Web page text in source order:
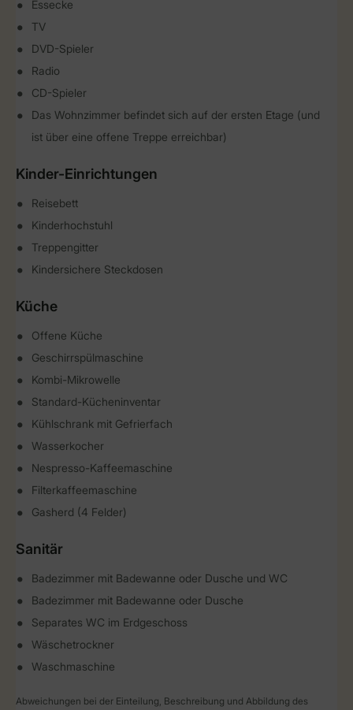
Essecke
TV
DVD-Spieler
Radio
CD-Spieler
Das Wohnzimmer befindet sich auf der ersten Etage (und
ist über eine offene Treppe erreichbar)
Kinder-Einrichtungen
Reisebett
Kinderhochstuhl
Treppengitter
Kindersichere Steckdosen
Küche
Offene Küche
Geschirrspülmaschine
Kombi-Mikrowelle
Standard-Kücheninventar
Kühlschrank mit Gefrierfach
Wasserkocher
Nespresso-Kaffeemaschine
Filterkaffeemaschine
Gasherd (4 Felder)
Sanitär
Badezimmer mit Badewanne oder Dusche und WC
Badezimmer mit Badewanne oder Dusche
Separates WC im Erdgeschoss
Wäschetrockner
Waschmaschine
Abweichungen bei der Einteilung, Beschreibung und Abbildung des